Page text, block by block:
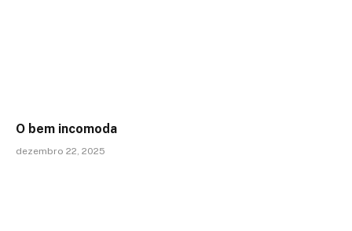
O bem incomoda
dezembro 22, 2025